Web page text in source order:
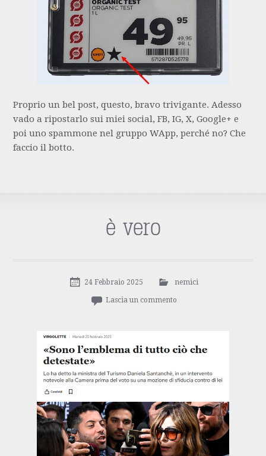
Proprio un bel post, questo, bravo trivigante. Adesso
vado a ripostarlo sui miei social, FB, IG, X, Google+ e
poi uno spammone nel gruppo WApp, perché no? Che
faccio il botto.
è vero
24 Febbraio 2025 nemici
Lascia un commento